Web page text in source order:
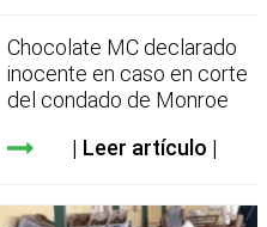
Chocolate MC declarado
inocente en caso en corte
del condado de Monroe
Leer artículo